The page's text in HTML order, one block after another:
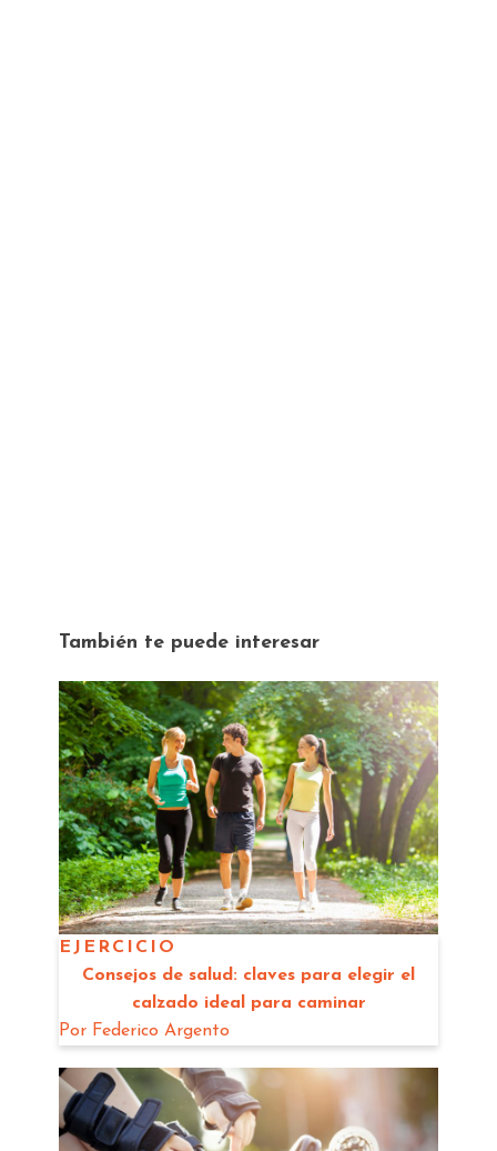
También te puede interesar
EJERCICIO
Consejos de salud: claves para elegir el
calzado ideal para caminar
Por Federico Argento